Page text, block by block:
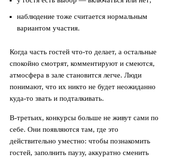
наблюдение тоже считается нормальным
вариантом участия.
Когда часть гостей что-то делает, а остальные
спокойно смотрят, комментируют и смеются,
атмосфера в зале становится легче. Люди
понимают, что их никто не будет неожиданно
куда-то звать и подталкивать.
В-третьих, конкурсы больше не живут сами по
себе. Они появляются там, где это
действительно уместно: чтобы познакомить
гостей, заполнить паузу, аккуратно сменить